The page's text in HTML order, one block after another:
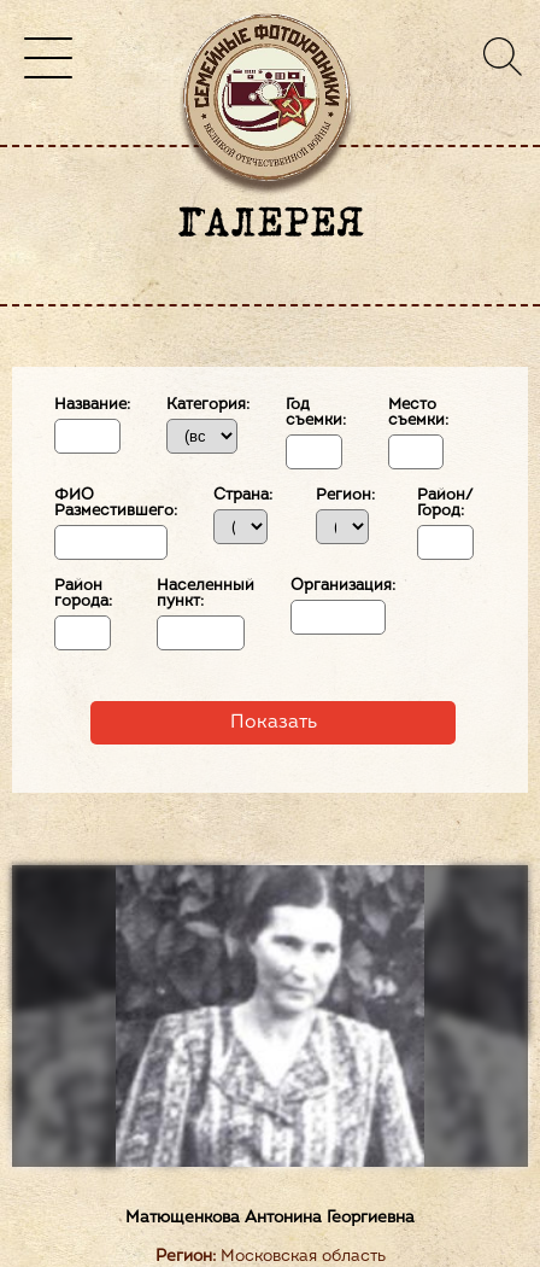
ГАЛЕРЕЯ
Название: Категория:
Год
съемки:
Место
съемки:
ФИО
Разместившего:
Страна: Регион:
Район/
Город:
Район
города:
Населенный
пункт:
Организация:
Матющенкова Антонина Георгиевна
Регион:Московская область